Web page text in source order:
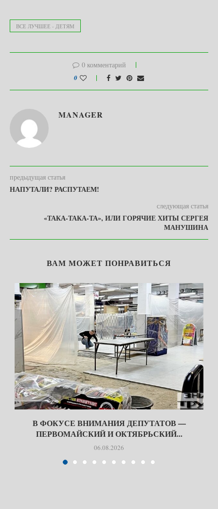
ВСЕ ЛУЧШЕЕ - ДЕТЯМ
0 комментарий
0
MANAGER
предыдущая статья
НАПУТАЛИ? РАСПУТАЕМ!
следующая статья
«ТАКА-ТАКА-ТА», ИЛИ ГОРЯЧИЕ ХИТЫ СЕРГЕЯ
МАНУШИНА
ВАМ МОЖЕТ ПОНРАВИТЬСЯ
В ФОКУСЕ ВНИМАНИЯ ДЕПУТАТОВ —
ПЕРВОМАЙСКИЙ И ОКТЯБРЬСКИЙ...
06.08.2026